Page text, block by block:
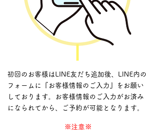
初回のお客様はLINE友だち追加後、LINE内の
フォームに『お客様情報のご入力』をお願い
しております。お客様情報のご入力がお済み
になられてから、ご予約が可能となります。
※注意※